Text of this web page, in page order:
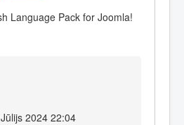
Language Pack for Joomla!
2024 22:04